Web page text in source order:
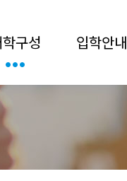
구성 입학안내